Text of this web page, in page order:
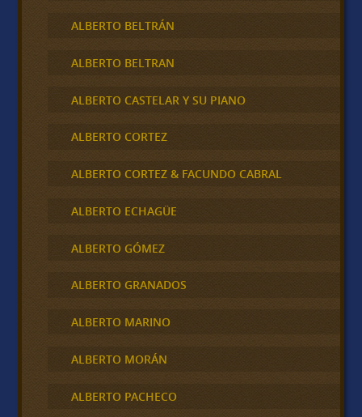
ALBERTO BELTRÁN
ALBERTO BELTRAN
ALBERTO CASTELAR Y SU PIANO
ALBERTO CORTEZ
ALBERTO CORTEZ & FACUNDO CABRAL
ALBERTO ECHAGÜE
ALBERTO GÓMEZ
ALBERTO GRANADOS
ALBERTO MARINO
ALBERTO MORÁN
ALBERTO PACHECO